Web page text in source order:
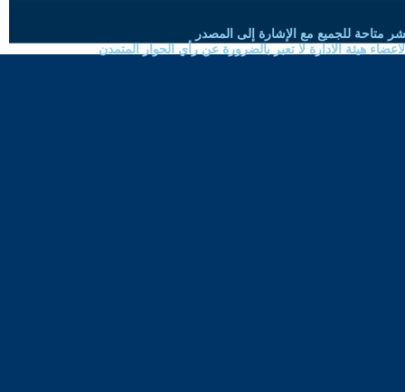
متاحة للجميع مع الإشارة إلى المصدر
هيئة الادارة لا تعبر بالضرورة عن رأي الحوار المتمدن